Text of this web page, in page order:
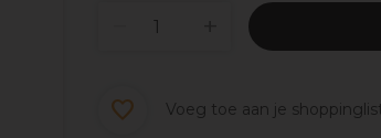
Voeg toe aan je